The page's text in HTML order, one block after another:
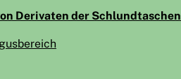
Derivaten der Schlundtaschen